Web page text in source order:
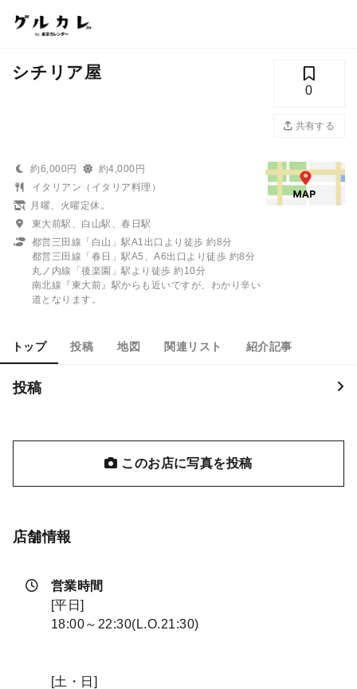
シチリア屋
0
共有する
約6,000円
約4,000円
イタリアン（イタリア料理）
月曜、火曜定休。
東大前駅、白山駅、春日駅
都営三田線「白山」駅A1出口より徒歩 約8分
都営三田線「春日」駅A5、A6出口より徒歩 約8分
丸ノ内線「後楽園」駅より徒歩 約10分
南北線『東大前』駅からも近いですが、わかり辛い
道となります。
トップ 投稿 地図 関連リスト 紹介記事
投稿
このお店に写真を投稿
店舗情報
営業時間
[平日]
18:00～22:30(L.O.21:30)
[土・日]